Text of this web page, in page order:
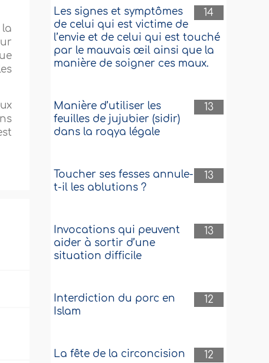
la
14
Les signes et symptômes
de celui qui est victime de
l’envie et de celui qui est touché
par le mauvais œil ainsi que la
manière de soigner ces maux.
13
Manière d’utiliser les
feuilles de jujubier (sidir)
dans la roqya légale
13
Toucher ses fesses annule-
t-il les ablutions ?
13
Invocations qui peuvent
aider à sortir d’une
situation difficile
12
Interdiction du porc en
Islam
12
La fête de la circoncision